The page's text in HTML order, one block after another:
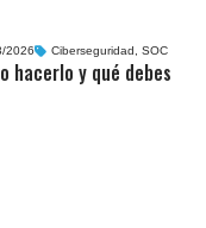
2026 Ciberseguridad ,SOC
hacerlo y qué debes